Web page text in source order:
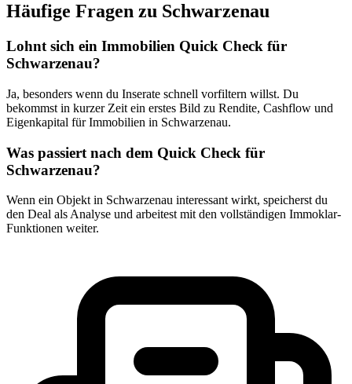
Häufige Fragen zu Schwarzenau
Lohnt sich ein Immobilien Quick Check für
Schwarzenau?
Ja, besonders wenn du Inserate schnell vorfiltern willst. Du
bekommst in kurzer Zeit ein erstes Bild zu Rendite, Cashflow und
Eigenkapital für Immobilien in Schwarzenau.
Was passiert nach dem Quick Check für
Schwarzenau?
Wenn ein Objekt in Schwarzenau interessant wirkt, speicherst du
den Deal als Analyse und arbeitest mit den vollständigen Immoklar-
Funktionen weiter.